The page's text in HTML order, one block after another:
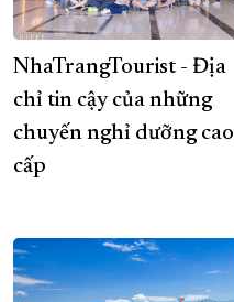
NhaTrangTourist - Địa
chỉ tin cậy của những
chuyến nghỉ dưỡng cao
cấp